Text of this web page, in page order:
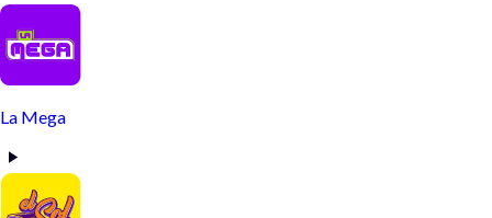
La Mega